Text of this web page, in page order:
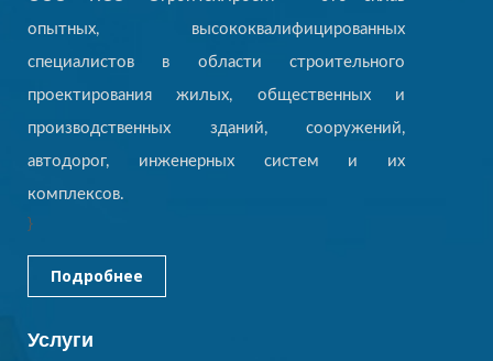
опытных, высококвалифицированных
специалистов в области строительного
проектирования жилых, общественных и
производственных зданий, сооружений,
автодорог, инженерных систем и их
комплексов.
}
Подробнее
Услуги